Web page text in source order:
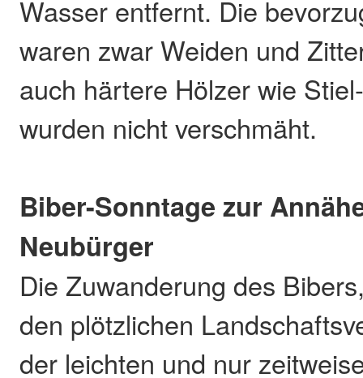
Wasser entfernt. Die
waren zwar Weiden und
auch härtere Hölzer wie
wurden nicht verschmäht.
Biber-Sonntage zur
Neubürger
Die Zuwanderung des
den plötzlichen
der leichten und nur